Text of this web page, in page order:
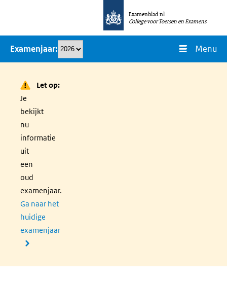
naar
inhoud
Examenblad.nl
College voor Toetsen en Examens
Examenjaar Menu
Let op:
Je
bekijkt
nu
informatie
uit
een
oud
examenjaar.
Ga naar het
huidige
examenjaar